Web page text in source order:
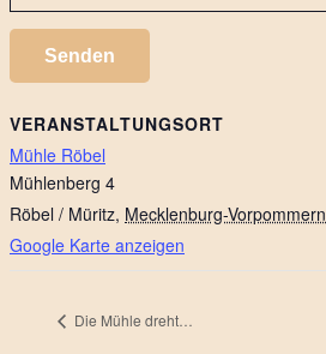
VERANSTALTUNGSORT
Mühle Röbel
Mühlenberg 4
Röbel / Müritz, Mecklenburg-Vorpommern
Google Karte anzeigen
Die Mühle dreht…